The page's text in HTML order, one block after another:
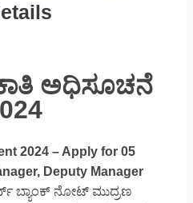
ಅಧಿಸೂಚನೆ
2024 – Apply for 05
Deputy Manager
ಬ್ಯಾಂಕ್ ನೋಟ್ ಮುದ್ರಣ